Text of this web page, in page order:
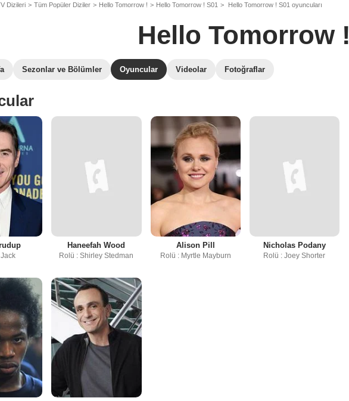
Dizileri Tüm Popüler Diziler Hello Tomorrow ! Hello Tomorrow ! S01 Hello Tomorrow ! S01 oyuncuları
Hello Tomorrow !
Sezonlar ve Bölümler Oyuncular Videolar Fotoğraflar
Haneefah Wood
Rolü : Shirley Stedman
Alison Pill
Rolü : Myrtle Mayburn
Nicholas Podany
Rolü : Joey Shorter